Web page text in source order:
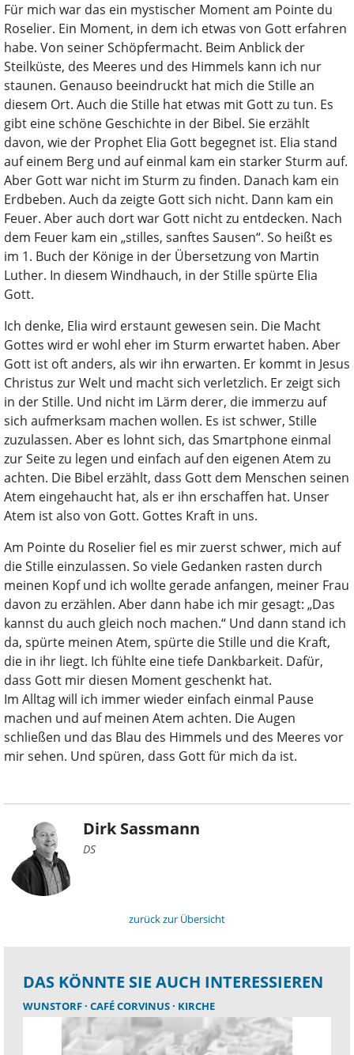
Für mich war das ein mystischer Moment am Pointe du
Roselier. Ein Moment, in dem ich etwas von Gott erfahren
habe. Von seiner Schöpfermacht. Beim Anblick der
Steilküste, des Meeres und des Himmels kann ich nur
staunen. Genauso beeindruckt hat mich die Stille an
diesem Ort. Auch die Stille hat etwas mit Gott zu tun. Es
gibt eine schöne Geschichte in der Bibel. Sie erzählt
davon, wie der Prophet Elia Gott begegnet ist. Elia stand
auf einem Berg und auf einmal kam ein starker Sturm auf.
Aber Gott war nicht im Sturm zu finden. Danach kam ein
Erdbeben. Auch da zeigte Gott sich nicht. Dann kam ein
Feuer. Aber auch dort war Gott nicht zu entdecken. Nach
dem Feuer kam ein „stilles, sanftes Sausen“. So heißt es
im 1. Buch der Könige in der Übersetzung von Martin
Luther. In diesem Windhauch, in der Stille spürte Elia
Gott.
Ich denke, Elia wird erstaunt gewesen sein. Die Macht
Gottes wird er wohl eher im Sturm erwartet haben. Aber
Gott ist oft anders, als wir ihn erwarten. Er kommt in Jesus
Christus zur Welt und macht sich verletzlich. Er zeigt sich
in der Stille. Und nicht im Lärm derer, die immerzu auf
sich aufmerksam machen wollen. Es ist schwer, Stille
zuzulassen. Aber es lohnt sich, das Smartphone einmal
zur Seite zu legen und einfach auf den eigenen Atem zu
achten. Die Bibel erzählt, dass Gott dem Menschen seinen
Atem eingehaucht hat, als er ihn erschaffen hat. Unser
Atem ist also von Gott. Gottes Kraft in uns.
Am Pointe du Roselier fiel es mir zuerst schwer, mich auf
die Stille einzulassen. So viele Gedanken rasten durch
meinen Kopf und ich wollte gerade anfangen, meiner Frau
davon zu erzählen. Aber dann habe ich mir gesagt: „Das
kannst du auch gleich noch machen.“ Und dann stand ich
da, spürte meinen Atem, spürte die Stille und die Kraft,
die in ihr liegt. Ich fühlte eine tiefe Dankbarkeit. Dafür,
dass Gott mir diesen Moment geschenkt hat.
Im Alltag will ich immer wieder einfach einmal Pause
machen und auf meinen Atem achten. Die Augen
schließen und das Blau des Himmels und des Meeres vor
mir sehen. Und spüren, dass Gott für mich da ist.
Dirk Sassmann
DS
zurück zur Übersicht
DAS KÖNNTE SIE AUCH INTERESSIEREN
WUNSTORF CAFÉ CORVINUS KIRCHE